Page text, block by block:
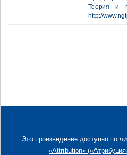
Теория и
http://
Это произведение доступно по
«Attribution»